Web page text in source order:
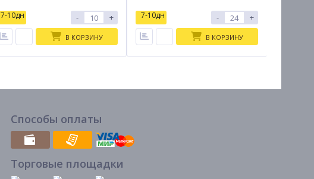
7-10дн - +
В КОРЗИНУ
7-10дн - +
В КОРЗИНУ
Способы оплаты
Торговые площадки